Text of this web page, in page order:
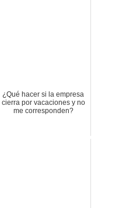
¿Qué hacer si la empresa
cierra por vacaciones y no
me corresponden?